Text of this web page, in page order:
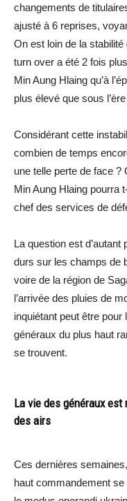
changements de
ajusté à 6 reprises,
On est loin de la
turn over a été 2 fois
Min Aung Hlaing qu’à
plus élevé que sous
Considérant cette
combien de temps
une telle perte de face
Min Aung Hlaing pourra
chef des services de
La question est d’autant
durs sur les champs de
voire de la région de
l’arrivée des pluies de
inquiétant peut être
généraux du plus haut
se trouvent.
La vie des généraux
des airs
Ces dernières
haut commandement